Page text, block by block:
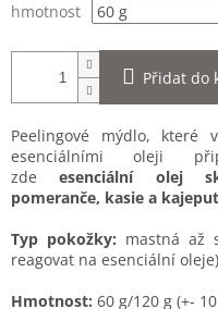
hmotnost
Přidat do
Peelingové mýdlo, které
esenciálními oleji
zde
esenciální olej
pomeranče, kasie a
Typ pokožky: mastná až
reagovat na esenciální oleje)
Hmotnost: 60 g/120 g (+-